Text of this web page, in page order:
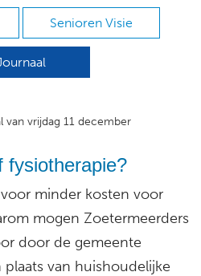
Senioren Visie
van vrijdag 11 december
fysiotherapie?
minder kosten voor
mogen Zoetermeerders
door de gemeente
van huishoudelijke